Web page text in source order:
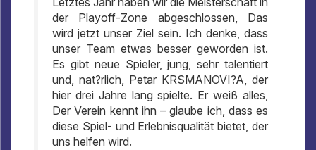
der Playoff-Zone abgeschlossen, Das
wird jetzt unser Ziel sein. Ich denke, dass
unser Team etwas besser geworden ist.
Es gibt neue Spieler, jung, sehr talentiert
und, nat?rlich, Petar KRSMANOVI?A, der
hier drei Jahre lang spielte. Er weiß alles,
Der Verein kennt ihn – glaube ich, dass es
diese Spiel- und Erlebnisqualität bietet, der
uns helfen wird.